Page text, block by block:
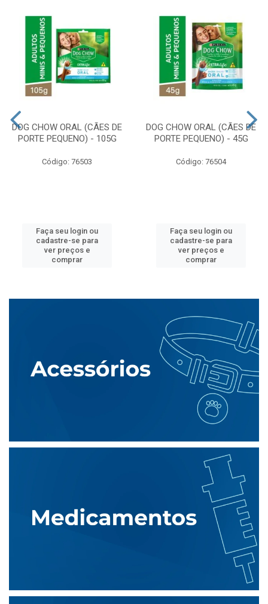
DOG CHOW ORAL (CÃES DE
PORTE PEQUENO) - 105G
Código: 76503
Faça seu login ou
cadastre-se para
ver preços e
comprar
DOG CHOW ORAL (CÃES DE
PORTE PEQUENO) - 45G
Código: 76504
Faça seu login ou
cadastre-se para
ver preços e
comprar